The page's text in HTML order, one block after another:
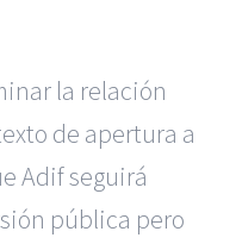
la relación
de apertura a
Adif seguirá
pública pero